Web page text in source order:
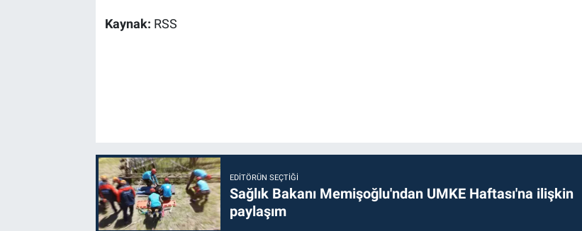
Kaynak: RSS
EDITÖRÜN SEÇTIĞI
Sağlık Bakanı Memişoğlu'ndan UMKE Haftası'na ilişkin
paylaşım